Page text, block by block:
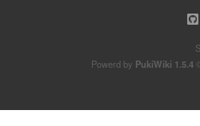
Powerd by PukiWiki 1.5.4